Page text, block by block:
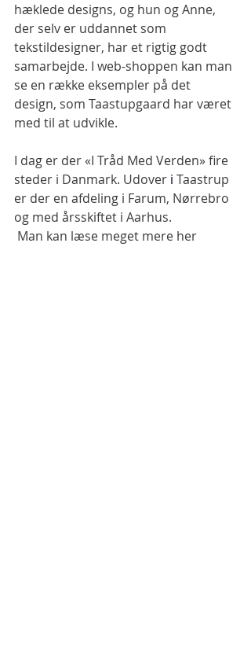
hæklede designs, og hun og Anne,
der selv er uddannet som
tekstildesigner, har et rigtig godt
samarbejde. I web-shoppen kan man
se en række eksempler på det
design, som Taastupgaard har været
med til at udvikle.
I dag er der «I Tråd Med Verden» fire
steder i Danmark. Udover i Taastrup
er der en afdeling i Farum, Nørrebro
og med årsskiftet i Aarhus.
Man kan læse meget mere her